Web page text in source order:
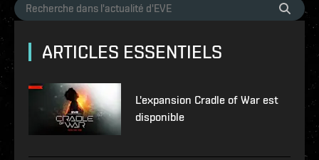
ARTICLES ESSENTIELS
L'expansion Cradle of War est
disponible